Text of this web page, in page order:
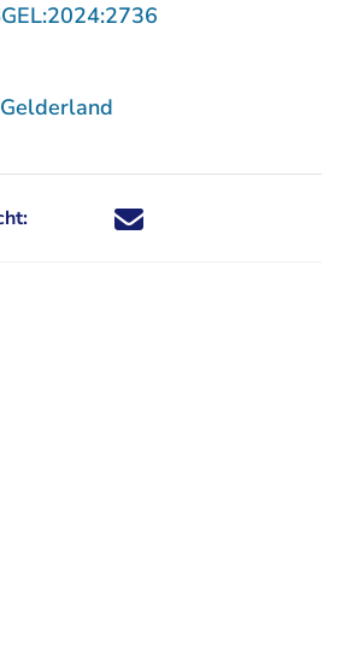
Deel dit nieuwsbericht via X -
Deel dit nieuwsbericht via
Deel dit nieuwsbericht
Deel dit
- U verlaat Rechtspraak.nl
- U verlaat Rechtspraak.nl
- U verlaat Rechtspraak.nl
Youtube - U verlaat Rechtspraak.nl
op LinkedIn - U verlaat
op de hoogte' nieuwsbrief - U verlaat